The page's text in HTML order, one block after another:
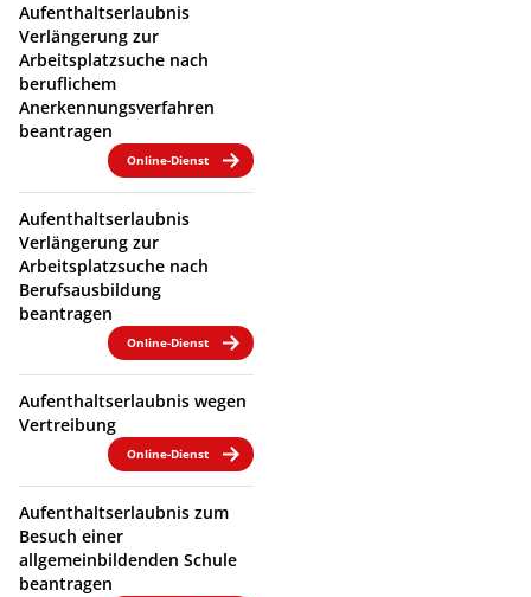
Aufenthaltserlaubnis
Verlängerung zur
Arbeitsplatzsuche nach
beruflichem
Anerkennungsverfahren
beantragen
Online-Dienst
Aufenthaltserlaubnis
Verlängerung zur
Arbeitsplatzsuche nach
Berufsausbildung
beantragen
Online-Dienst
Aufenthaltserlaubnis wegen
Vertreibung
Online-Dienst
Aufenthaltserlaubnis zum
Besuch einer
allgemeinbildenden Schule
beantragen